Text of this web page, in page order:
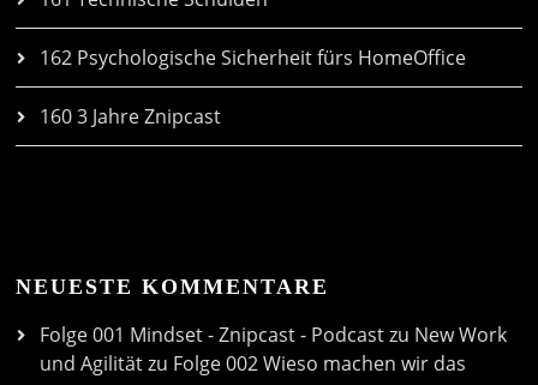
162 Psychologische Sicherheit fürs HomeOffice
160 3 Jahre Znipcast
NEUESTE KOMMENTARE
Folge 001 Mindset - Znipcast - Podcast zu New Work
und Agilitätzu Folge 002 Wieso machen wir das